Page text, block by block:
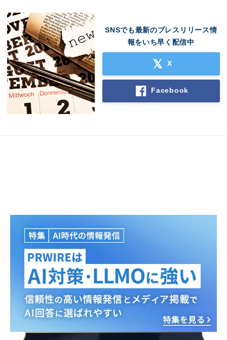
SNSでも最新のプレスリリース情
報をいち早く配信中
X
Facebook